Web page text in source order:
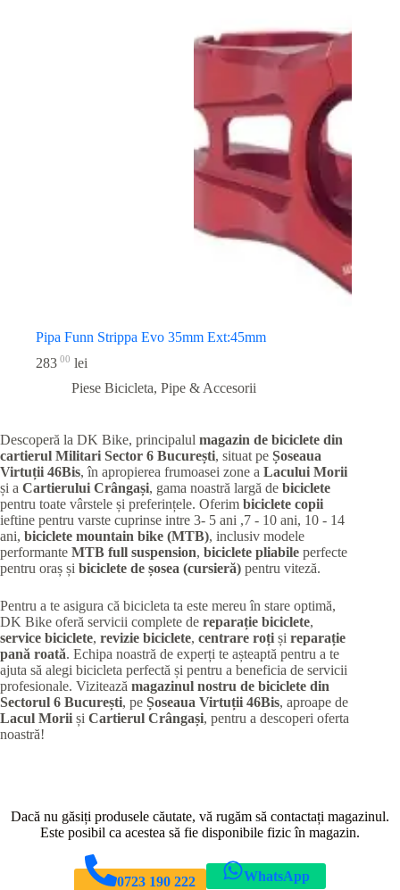
Pipa Funn Strippa Evo 35mm Ext:45mm
283 00 lei
Piese Bicicleta, Pipe & Accesorii
Descoperă la DK Bike, principalul magazin de biciclete din
cartierul Militari Sector 6 București, situat pe Șoseaua
Virtuții 46Bis, în apropierea frumoasei zone a Lacului Morii
și a Cartierului Crângași, gama noastră largă de biciclete
pentru toate vârstele și preferințele. Oferim biciclete copii
ieftine pentru varste cuprinse intre 3- 5 ani ,7 - 10 ani, 10 - 14
ani, biciclete mountain bike (MTB), inclusiv modele
performante MTB full suspension, biciclete pliabile perfecte
pentru oraș și biciclete de șosea (cursieră) pentru viteză.
Pentru a te asigura că bicicleta ta este mereu în stare optimă,
DK Bike oferă servicii complete de reparație biciclete,
service biciclete, revizie biciclete, centrare roți și reparație
pană roată. Echipa noastră de experți te așteaptă pentru a te
ajuta să alegi bicicleta perfectă și pentru a beneficia de servicii
profesionale. Vizitează magazinul nostru de biciclete din
Sectorul 6 București, pe Șoseaua Virtuții 46Bis, aproape de
Lacul Morii și Cartierul Crângași, pentru a descoperi oferta
noastră!
Dacă nu găsiți produsele căutate, vă rugăm să contactați magazinul.
Este posibil ca acestea să fie disponibile fizic în magazin.
0723 190 222 WhatsApp